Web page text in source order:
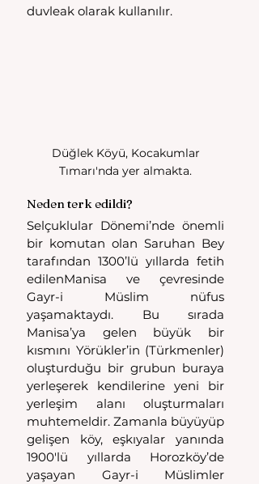
duvleak olarak kullanılır.
Tımarı'nda yer almakta.
Neden terk edildi?
Selçuklular Dönemi’nde önemli
bir komutan olan Saruhan Bey
tarafından 1300’lü yıllarda fetih
edilenManisa ve çevresinde
Gayr-i Müslim nüfus
yaşamaktaydı. Bu sırada
Manisa’ya gelen büyük bir
kısmını Yörükler’in (Türkmenler)
oluşturduğu bir grubun buraya
yerleşerek kendilerine yeni bir
yerleşim alanı oluşturmaları
muhtemeldir. Zamanla büyüyüp
gelişen köy, eşkıyalar yanında
1900'lü yıllarda Horozköy’de
yaşayan Gayr-i Müslimler